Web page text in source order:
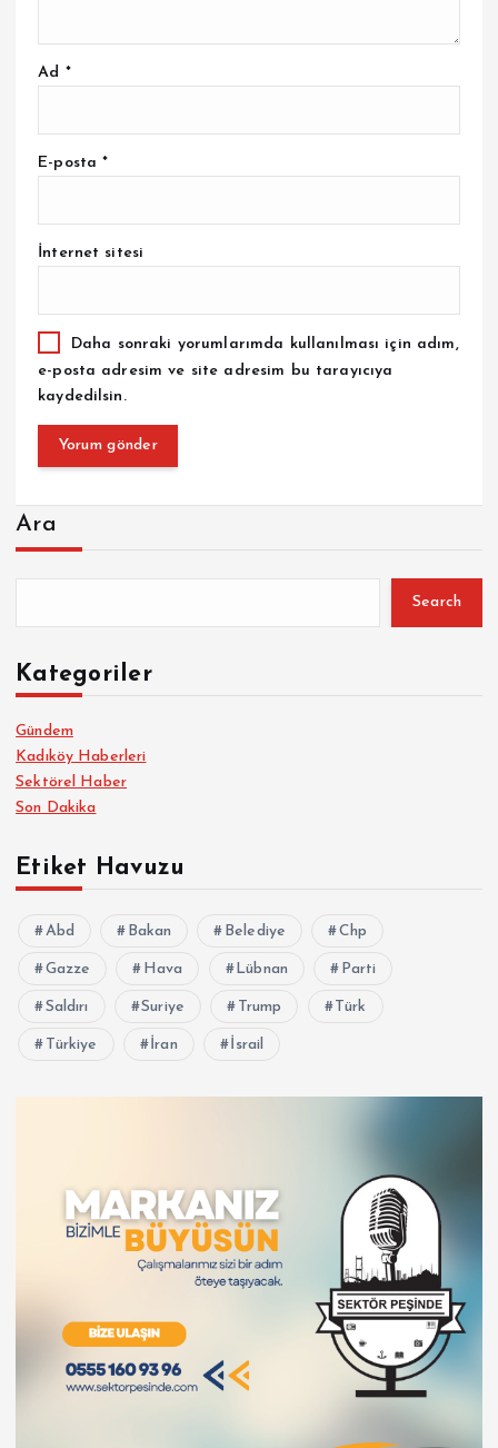
Ad *
E-posta*
İnternet sitesi
Daha sonraki yorumlarımda kullanılması için adım,
e-posta adresim ve site adresim bu tarayıcıya
kaydedilsin.
Ara
Search
Kategoriler
Gündem
Kadıköy Haberleri
Sektörel Haber
Son Dakika
Etiket Havuzu
Abd Bakan Belediye Chp
Gazze Hava Lübnan Parti
Saldırı Suriye Trump Türk
Türkiye İran İsrail